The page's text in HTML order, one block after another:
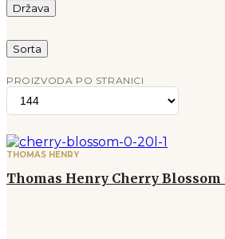
Država
Sorta
PROIZVODA PO STRANICI
THOMAS HENRY
Thomas Henry Cherry Blossom